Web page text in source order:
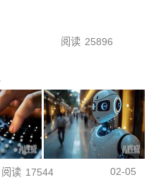
阅读 25896
阅读 17544 02-05